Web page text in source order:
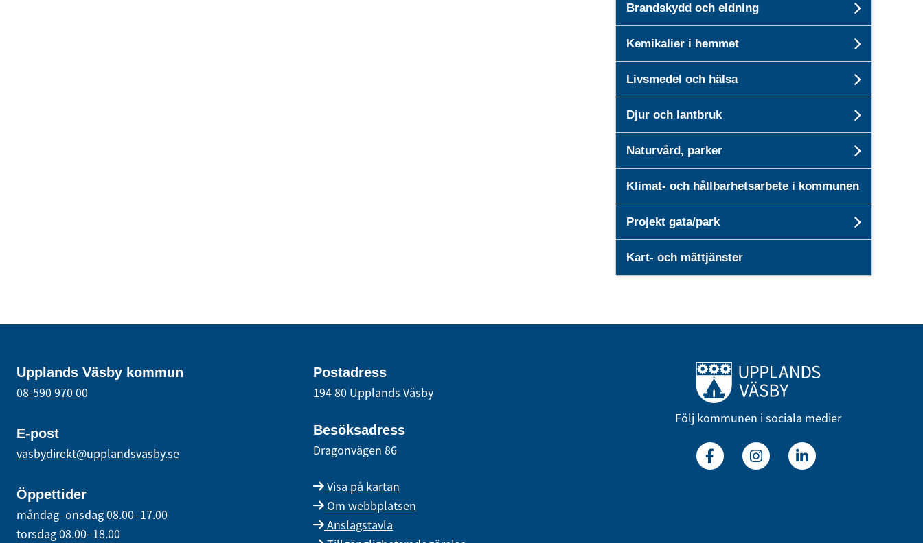
Brandskydd och eldning
Kemikalier i hemmet
Livsmedel och hälsa
Djur och lantbruk
Naturvård, parker
Klimat- och hållbarhetsarbete i kommunen
Projekt gata/park
Kart- och mättjänster
Upplands Väsby kommun
08-590 970 00
E-post
vasbydirekt@upplandsvasby.se
Öppettider
måndag–onsdag 08.00–17.00
torsdag 08.00–18.00
Postadress
194 80 Upplands Väsby
Besöksadress
Dragonvägen 86
Visa på kartan
Om webbplatsen
Anslagstavla
Till startsidan
Följ kommunen i sociala medier
FacebookInstagramLinkedin